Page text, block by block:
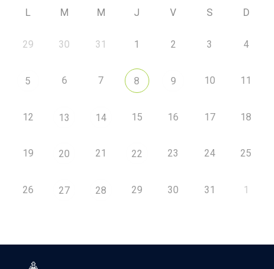
L M M J V S D
29 30 31 1 2 3 4
5 6 7 8 9 10 11
12 13 14 15 16 17 18
19 20 21 22 23 24 25
26 27 28 29 30 31 1